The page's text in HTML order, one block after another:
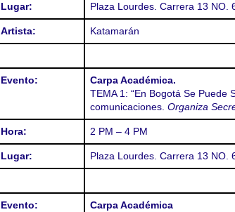
Lugar: Plaza Lourdes. Carrera 13 NO.
Artista: Katamarán
Evento:
Carpa Académica.
TEMA 1: “En Bogotá Se Puede
comunicaciones. Organiza
Hora: 2 PM – 4 PM
Lugar: Plaza Lourdes. Carrera 13 NO.
Evento:
Carpa Académica